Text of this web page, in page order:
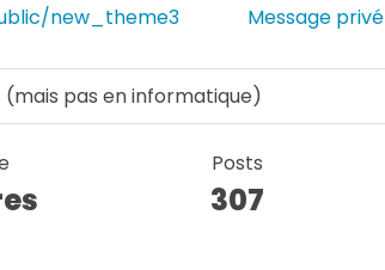
new_theme3 Message privé
(mais pas en informatique)
Posts
307